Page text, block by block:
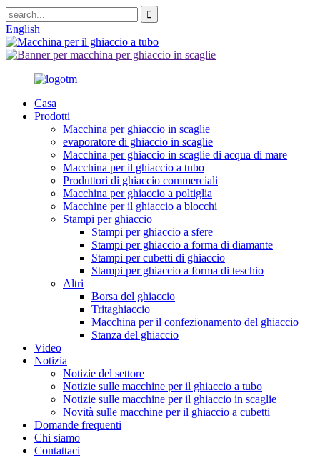
English
Casa
Prodotti
Macchina per ghiaccio in scaglie
evaporatore di ghiaccio in scaglie
Macchina per ghiaccio in scaglie di acqua di mare
Macchina per il ghiaccio a tubo
Produttori di ghiaccio commerciali
Macchina per ghiaccio a poltiglia
Macchine per il ghiaccio a blocchi
Stampi per ghiaccio
Stampi per ghiaccio a sfere
Stampi per ghiaccio a forma di diamante
Stampi per cubetti di ghiaccio
Stampi per ghiaccio a forma di teschio
Altri
Borsa del ghiaccio
Tritaghiaccio
Macchina per il confezionamento del ghiaccio
Stanza del ghiaccio
Video
Notizia
Notizie del settore
Notizie sulle macchine per il ghiaccio a tubo
Notizie sulle macchine per il ghiaccio in scaglie
Novità sulle macchine per il ghiaccio a cubetti
Domande frequenti
Chi siamo
Contattaci